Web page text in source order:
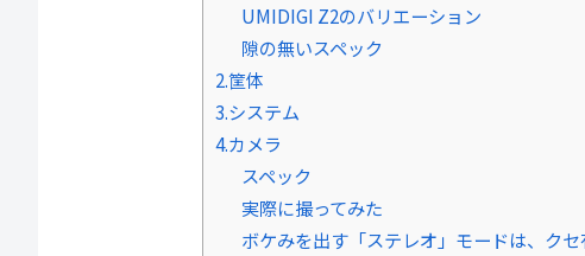
UMIDIGI Z2のバリエーション
隙の無いスペック
2.筐体
3.システム
4.カメラ
スペック
実際に撮ってみた
ボケみを出す「ステレオ」モードは、クセ